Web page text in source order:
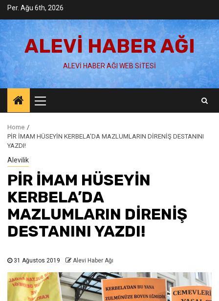
Skip
content
Per. Ağu 6th, 2026
ALEVI HABER AĞI
ALEVI HABER AĞI WEB SITESI
Menu
Home
PİR İMAM HÜSEYİN KERBELA’DA MAZLUMLARIN DİRENİŞ DESTANINI
YAZDI!
Alevilik
PİR İMAM HÜSEYİN
KERBELA’DA
MAZLUMLARIN DİRENİŞ
DESTANINI YAZDI!
31 Ağustos 2019 Alevi Haber Ağı